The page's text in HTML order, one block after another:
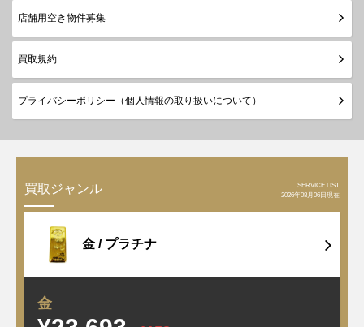
店舗用空き物件募集
買取規約
プライバシーポリシー（個人情報の取り扱いについて）
買取ジャンル
SERVICE LIST
2026年08月06日現在
金 / プラチナ
金